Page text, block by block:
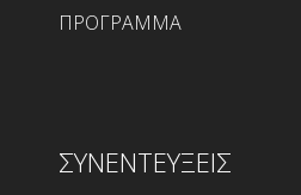
ΠΡΟΓΡΑΜΜΑ
ΣΥΝΕΝΤΕΥΞΕΙΣ